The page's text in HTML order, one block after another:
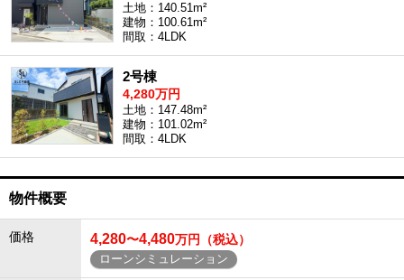
土地：140.51m²
建物：100.61m²
間取：4LDK
2号棟
4,280万円
土地：147.48m²
建物：101.02m²
間取：4LDK
物件概要
価格 4,280〜4,480万円（税込）
ローンシミュレーション